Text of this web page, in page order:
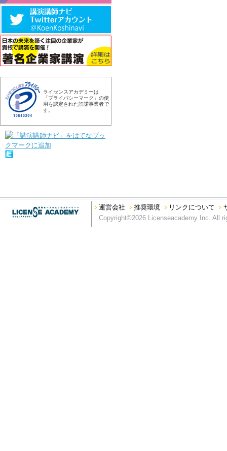
ライセンスアカデミーは
「プライバシーマーク」の使
用を認定された許諾事業者で
す。
運営会社 推奨環境 リンクについて
Copyright©2026 Licenseacademy Inc. All